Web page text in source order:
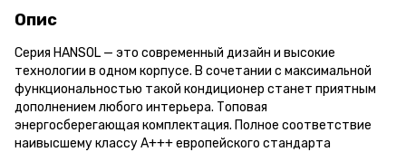
Опис
Серия HANSOL — это современный дизайн и высокие
технологии в одном корпусе. В сочетании с максимальной
функциональностью такой кондиционер станет приятным
дополнением любого интерьера. Топовая
энергосберегающая комплектация. Полное соответствие
наивысшему классу А+++ европейского стандарта